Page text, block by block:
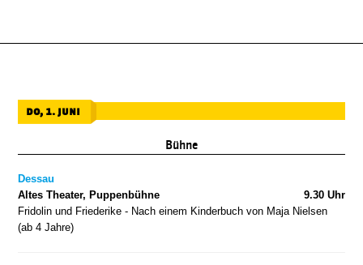
do, 1. juni
Bühne
Dessau
9.30 Uhr
Altes Theater, Puppenbühne
Fridolin und Friederike - Nach einem Kinderbuch von Maja Nielsen
(ab 4 Jahre)